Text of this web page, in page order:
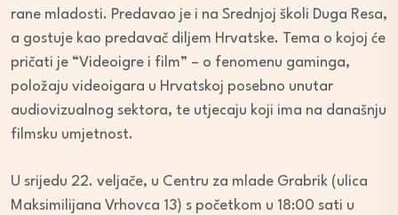
rane mladosti. Predavao je i na Srednjoj školi Duga Resa,
a gostuje kao predavač diljem Hrvatske. Tema o kojoj će
pričati je “Videoigre i film” – o fenomenu gaminga,
položaju videoigara u Hrvatskoj posebno unutar
audiovizualnog sektora, te utjecaju koji ima na današnju
filmsku umjetnost.
U srijedu 22. veljače, u Centru za mlade Grabrik (ulica
Maksimilijana Vrhovca 13) s početkom u 18:00 sati u